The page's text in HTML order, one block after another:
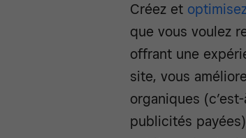
Créez et
que vous voulez
offrant une
site, vous
organiques
publicités